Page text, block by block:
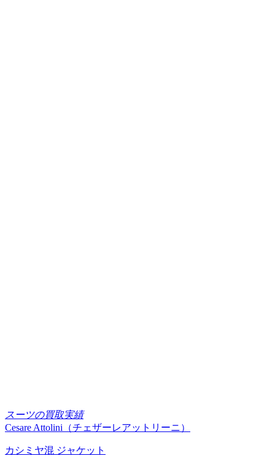
スーツの買取実績
Cesare Attolini（チェザーレアットリーニ）
カシミヤ混 ジャケット